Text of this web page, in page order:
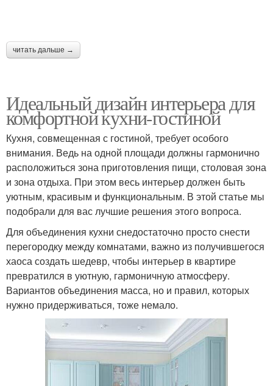
читать дальше →
Идеальный дизайн интерьера для
комфортной кухни-гостиной
Кухня, совмещенная с гостиной, требует особого
внимания. Ведь на одной площади должны гармонично
расположиться зона приготовления пищи, столовая зона
и зона отдыха. При этом весь интерьер должен быть
уютным, красивым и функциональным. В этой статье мы
подобрали для вас лучшие решения этого вопроса.
Для объединения кухни снедостаточно просто снести
перегородку между комнатами, важно из получившегося
хаоса создать шедевр, чтобы интерьер в квартире
превратился в уютную, гармоничную атмосферу.
Вариантов объединения масса, но и правил, которых
нужно придерживаться, тоже немало.